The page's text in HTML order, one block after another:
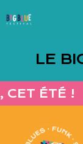
LE
ÉTÉ !